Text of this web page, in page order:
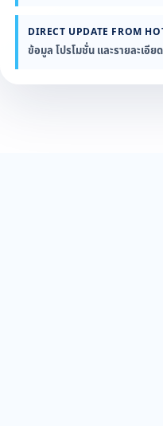
DIRECT UPDATE FROM
ข้อมูล โปรโมชั่น และรายละเอี